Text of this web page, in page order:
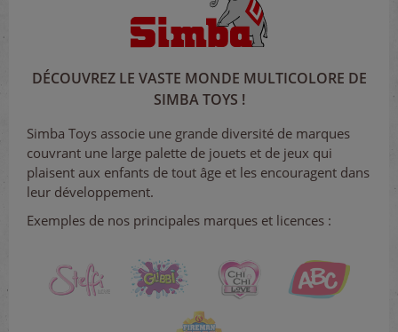
DÉCOUVREZ LE VASTE MONDE MULTICOLORE DE
SIMBA TOYS !
Simba Toys associe une grande diversité de marques
couvrant une large palette de jouets et de jeux qui
plaisent aux enfants de tout âge et les encouragent dans
leur développement.
Exemples de nos principales marques et licences :